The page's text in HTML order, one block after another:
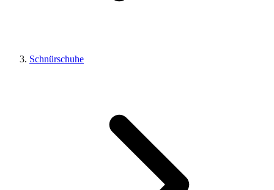
Schnürschuhe